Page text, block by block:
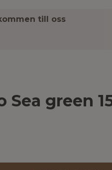
till oss
Sea green